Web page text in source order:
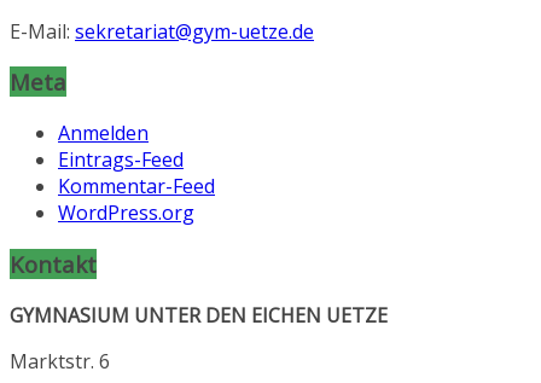
E-Mail: sekretariat@gym-uetze.de
Meta
Anmelden
Eintrags-Feed
Kommentar-Feed
WordPress.org
Kontakt
GYMNASIUM UNTER DEN EICHEN UETZE
Marktstr. 6